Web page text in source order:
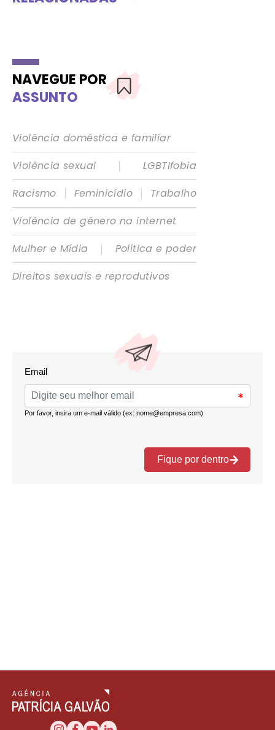
NAVEGUE POR
ASSUNTO
Violência doméstica e familiar
Violência sexual
|
LGBTIfobia
Racismo
| Feminicídio |
Trabalho
Violência de gênero na internet
Mulher e Mídia
|
Política e poder
Direitos sexuais e reprodutivos